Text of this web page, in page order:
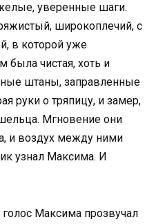
уверенные шаги.
широкоплечий, с
в которой уже
была чистая, хоть и
штаны, заправленные
руки о тряпицу, и замер,
Мгновение они
и воздух между ними
узнал Максима. И
Максима прозвучал